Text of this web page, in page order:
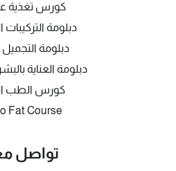
كورس تغذية
دبلومة التركيبات
دبلومة التجميل
دبلومة العناية
كورس الطب
Fat Course
تواصل